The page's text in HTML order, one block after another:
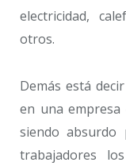
electricidad,
otros.
Demás está
en una
siendo
trabajadores